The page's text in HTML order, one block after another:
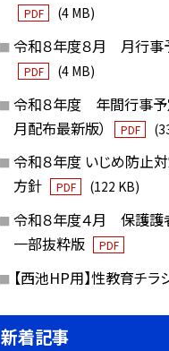
PDF (4 MB)
令和８年度８月 月行
PDF (4 MB)
令和８年度 年間行事予
月配布最新版）
PDF
令和８年度 いじめ防止
方針
PDF (122 KB)
令和８年度４月 保護護
一部抜粋版
PDF
【西池HP用】性教育チラ
新着記事